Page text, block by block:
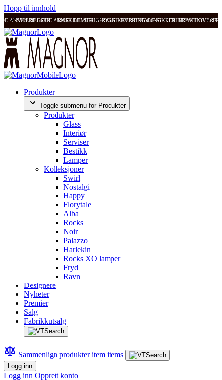
Hopp til innhold
ANMELDELSER RASK LEVERING OG SIKKER BETALING FRI FRAKT OVER
SVÆRT GODE ANMELDELSER RASK LEVERING OG SIKKER BETALING
Produkter
Toggle submenu for Produkter
Produkter
Glass
Interiør
Serviser
Bestikk
Lamper
Kolleksjoner
Swirl
Nostalgi
Happy
Florytale
Alba
Rocks
Noir
Palazzo
Harlekin
Rocks XO lamper
Fryd
Ravn
Designere
Nyheter
Premier
Salg
Fabrikkutsalg
Sammenlign produkteritem items
Logg inn
Logg inn Opprett konto